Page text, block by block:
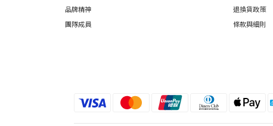
品牌精神
團隊成員
退換貨政策
條款與細則